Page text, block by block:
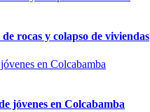
rocas y colapso de viviendas
jóvenes en Colcabamba